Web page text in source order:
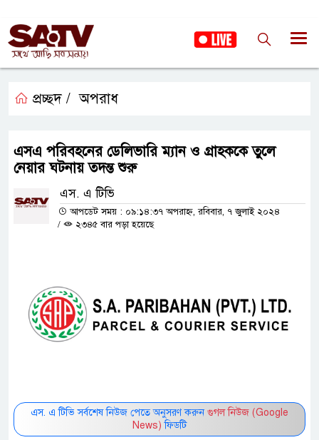
প্রচ্ছদ / অপরাধ
এসএ পরিবহনের ডেলিভারি ম্যান ও গ্রাহককে তুলে
নেয়ার ঘটনায় তদন্ত শুরু
এস. এ টিভি
আপডেট সময় : ০৯:১৪:৩৭ অপরাহ্ন, রবিবার, ৭ জুলাই ২০২৪
/
২৩৪৫ বার পড়া হয়েছে
এস. এ টিভি সর্বশেষ নিউজ পেতে অনুসরণ করুন গুগল নিউজ (Google
News) ফিডটি